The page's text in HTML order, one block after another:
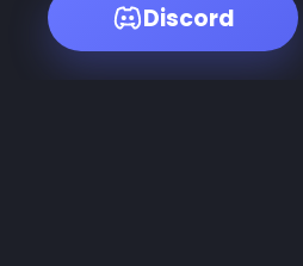
Discord